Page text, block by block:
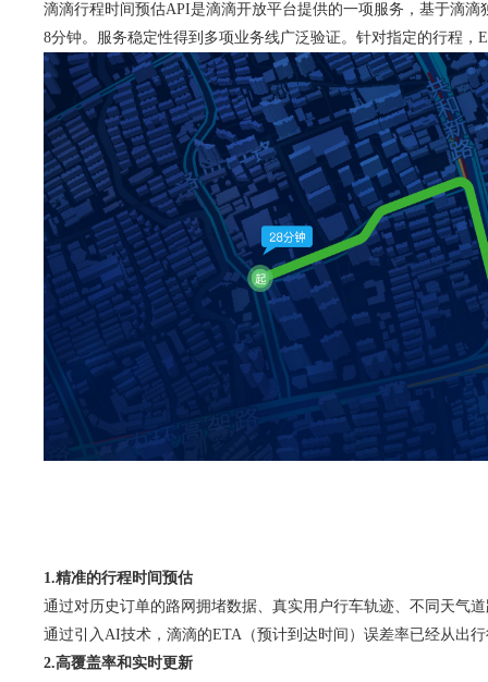
滴滴行程时间预估API是滴滴开放平台提供的一项服务，基于滴
8分钟。服务稳定性得到多项业务线广泛验证。针对指定的行程
1.精准的行程时间预估
通过对历史订单的路网拥堵数据、真实用户行车轨迹、不同天气
通过引入AI技术，滴滴的ETA（预计到达时间）误差率已经从出
2.高覆盖率和实时更新